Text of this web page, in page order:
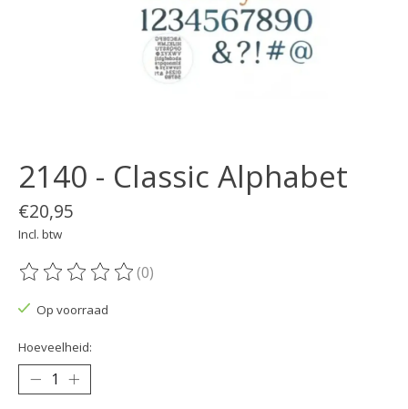
2140 - Classic Alphabet
€20,95
Incl. btw
De beoordeling van dit product is
(0)
Op voorraad
Hoeveelheid: